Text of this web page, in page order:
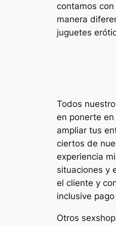
contamos
manera
juguetes
Todos
en ponerte
ampliar tus
ciertos de
experiencia
situaciones y
el cliente y
inclusive
Otros